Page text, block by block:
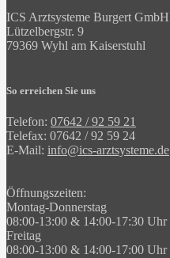
ICS Arztsysteme Burgert GmbH
Lützelbergstr. 9
79369 Wyhl am Kaiserstuhl
So erreichen Sie uns
Telefon: 07642 / 92 59 21
Telefax: 07642 / 92 59 24
E-Mail: ed.emetsystzra-sci@ofni
Öffnungszeiten:
Montag-Donnerstag
08:00-13:00 & 14:00-17:30 Uhr
Freitag
08:00-13:00 & 14:00-17:00 Uhr